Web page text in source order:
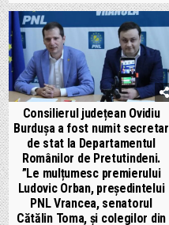
Consilierul județean Ovidiu
Burdușa a fost numit secretar
de stat la Departamentul
Românilor de Pretutindeni.
”Le mulțumesc premierului
Ludovic Orban, președintelui
PNL Vrancea, senatorul
Cătălin Toma, și colegilor din